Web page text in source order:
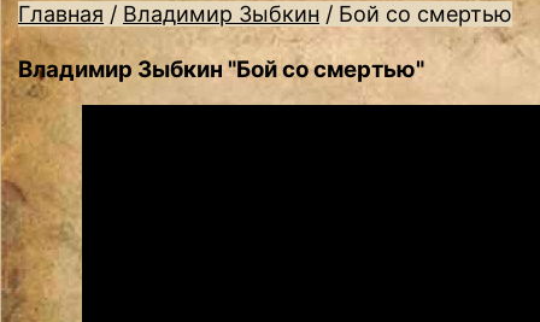
Главная / Владимир Зыбкин / Бой со смертью
Владимир Зыбкин "Бой со смертью"